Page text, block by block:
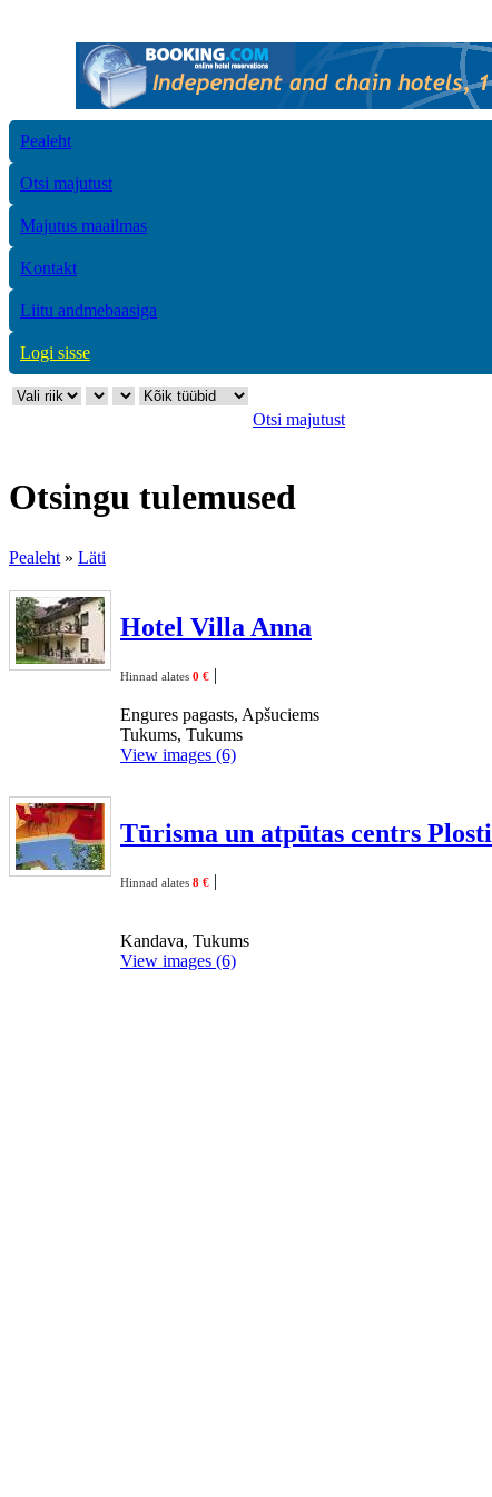
Pealeht
Otsi majutust
Majutus maailmas
Kontakt
Liitu andmebaasiga
Logi sisse
Otsi majutust
Otsingu tulemused
Pealeht » Läti
Hotel Villa Anna
Hinnad alates 0 € |
Engures pagasts, Apšuciems
Tukums, Tukums
View images (6)
Tūrisma un atpūtas centrs Plosti
Hinnad alates 8 € |
Kandava, Tukums
View images (6)